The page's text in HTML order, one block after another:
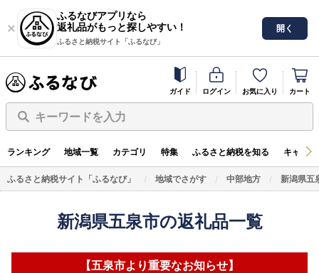
ふるなびアプリなら
返礼品がもっと探しやすい！
ふるさと納税サイト「ふるなび」
開く
ガイド ログイン お気に入り カート
キーワードを入力
ランキング 地域一覧 カテゴリ 特集 ふるさと納税を知る キャン
ふるさと納税サイト「ふるなび」 地域でさがす 中部地方 新潟県五
新潟県五泉市の返礼品一覧
【五泉市より重要なお知らせ】